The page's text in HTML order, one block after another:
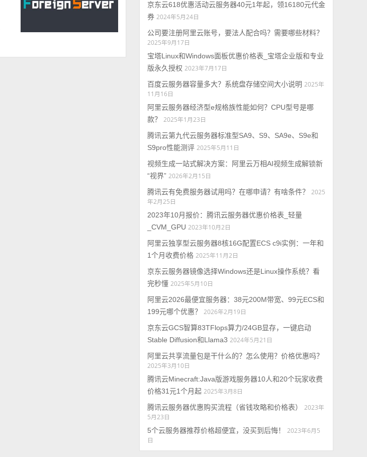
京东云618优惠活动云服务器40元1年起，领16180元代金
券 2024年5月24日
公司要注册阿里云账号，要法人配合吗？需要哪些材料？
2025年9月17日
宝塔Linux和Windows面板优惠价格表_宝塔企业版和专业
版永久授权 2023年7月17日
百度云服务器容量多大？系统盘存储空间大小说明 2025年
11月16日
阿里云服务器经济型e规格族性能如何？CPU型号是哪
款？
2025年1月23日
腾讯云第九代云服务器标准型SA9、S9、SA9e、S9e和
S9pro性能测评 2025年5月11日
视频生成一站式解决方案：阿里云万相AI视频生成解锁新
“视界” 2026年2月15日
腾讯云有免费服务器试用吗？在哪申请？有啥条件？
2025
年2月25日
2023年10月报价：腾讯云服务器优惠价格表_轻量
_CVM_GPU 2023年10月2日
阿里云独享型云服务器8核16G配置ECS c9i实例：一年和
1个月收费价格 2025年11月2日
京东云服务器镜像选择Windows还是Linux操作系统？看
完秒懂 2025年5月10日
阿里云2026最便宜服务器：38元200M带宽、99元ECS和
199元哪个优惠？
2026年2月19日
京东云GCS智算83TFlops算力/24GB显存，一键启动
Stable Diffusion和Llama3 2024年5月21日
阿里云共享流量包是干什么的？怎么使用？价格优惠吗？
2025年3月10日
腾讯云Minecraft:Java版游戏服务器10人和20个玩家收费
价格31元1个月起 2025年3月8日
腾讯云服务器优惠购买流程（省钱攻略和价格表）
2023年
5月23日
5个云服务器推荐价格超便宜，没买到后悔！
2023年6月5
日